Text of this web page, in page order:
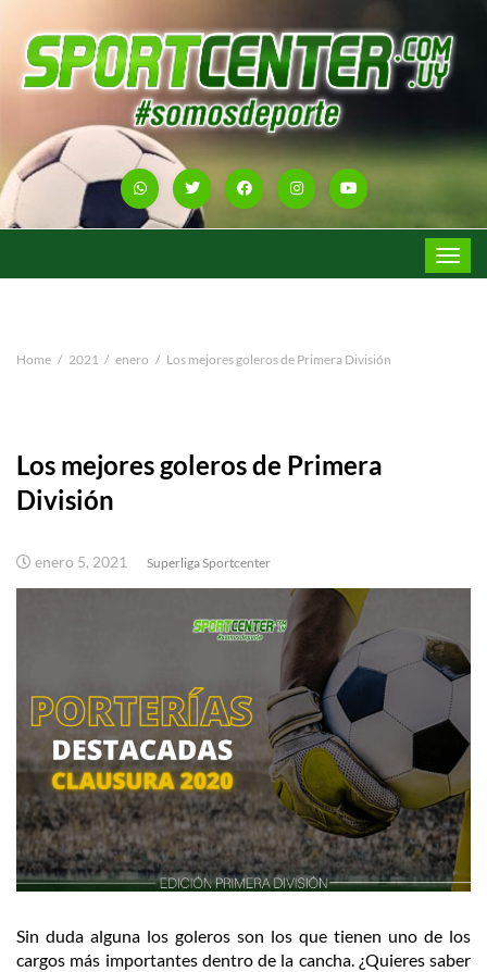
Toggle
Home 2021 enero Los mejores goleros de Primera División
Los mejores goleros de Primera
División
enero 5, 2021 Superliga Sportcenter
Sin duda alguna los goleros son los que tienen uno de los
cargos más importantes dentro de la cancha. ¿Quieres saber